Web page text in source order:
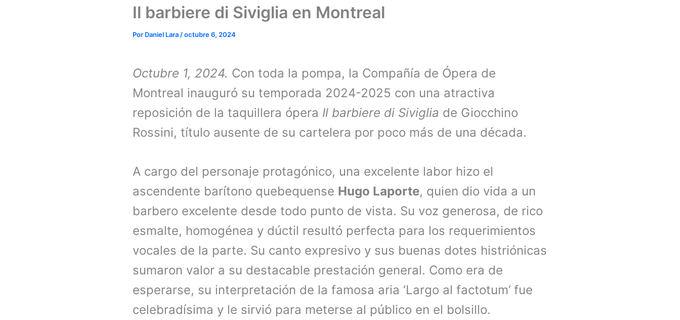
Il barbiere di Siviglia en Montreal
Por Daniel Lara /octubre 6, 2024
Octubre 1, 2024. Con toda la pompa, la Compañía de Ópera de
Montreal inauguró su temporada 2024-2025 con una atractiva
reposición de la taquillera ópera Il barbiere di Siviglia de Giocchino
Rossini, título ausente de su cartelera por poco más de una década.
A cargo del personaje protagónico, una excelente labor hizo el
ascendente barítono quebequense Hugo Laporte, quien dio vida a un
barbero excelente desde todo punto de vista. Su voz generosa, de rico
esmalte, homogénea y dúctil resultó perfecta para los requerimientos
vocales de la parte. Su canto expresivo y sus buenas dotes histriónicas
sumaron valor a su destacable prestación general. Como era de
esperarse, su interpretación de la famosa aria ‘Largo al factotum’ fue
celebradísima y le sirvió para meterse al público en el bolsillo.